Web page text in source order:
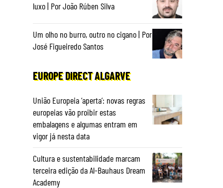
luxo | Por João Rúben Silva
Um olho no burro, outro no cigano | Por
José Figueiredo Santos
EUROPE DIRECT ALGARVE
União Europeia ‘aperta’: novas regras
europeias vão proibir estas
embalagens e algumas entram em
vigor já nesta data
Cultura e sustentabilidade marcam
terceira edição da Al-Bauhaus Dream
Academy